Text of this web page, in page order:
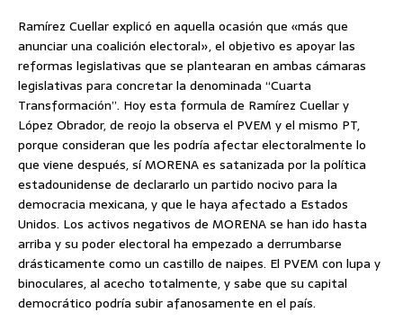
Ramírez Cuellar explicó en aquella ocasión que «más que
anunciar una coalición electoral», el objetivo es apoyar las
reformas legislativas que se plantearan en ambas cámaras
legislativas para concretar la denominada “Cuarta
Transformación”. Hoy esta formula de Ramírez Cuellar y
López Obrador, de reojo la observa el PVEM y el mismo PT,
porque consideran que les podría afectar electoralmente lo
que viene después, sí MORENA es satanizada por la política
estadounidense de declararlo un partido nocivo para la
democracia mexicana, y que le haya afectado a Estados
Unidos. Los activos negativos de MORENA se han ido hasta
arriba y su poder electoral ha empezado a derrumbarse
drásticamente como un castillo de naipes. El PVEM con lupa y
binoculares, al acecho totalmente, y sabe que su capital
democrático podría subir afanosamente en el país.